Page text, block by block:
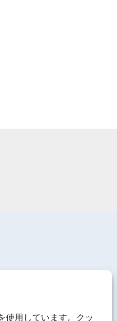
使用しています。クッ